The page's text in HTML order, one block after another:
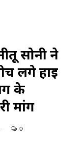
सोनी ने
लगे हाई
के
मांग
0